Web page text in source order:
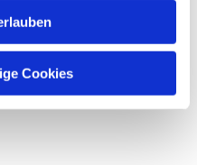
Cookies